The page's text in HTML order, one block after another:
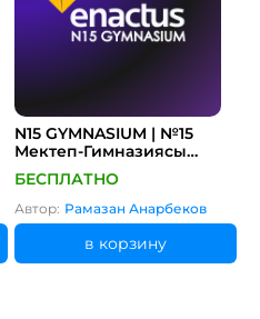
N15 GYMNASIUM | №15
Мектеп-Гимназиясы
Тараз | Komek Eco System
БЕСПЛАТНО
Автор: Рамазан Анарбеков
в корзину